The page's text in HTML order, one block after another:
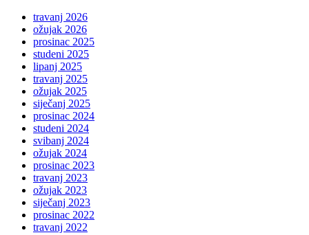
travanj 2026
ožujak 2026
prosinac 2025
studeni 2025
lipanj 2025
travanj 2025
ožujak 2025
siječanj 2025
prosinac 2024
studeni 2024
svibanj 2024
ožujak 2024
prosinac 2023
travanj 2023
ožujak 2023
siječanj 2023
prosinac 2022
travanj 2022